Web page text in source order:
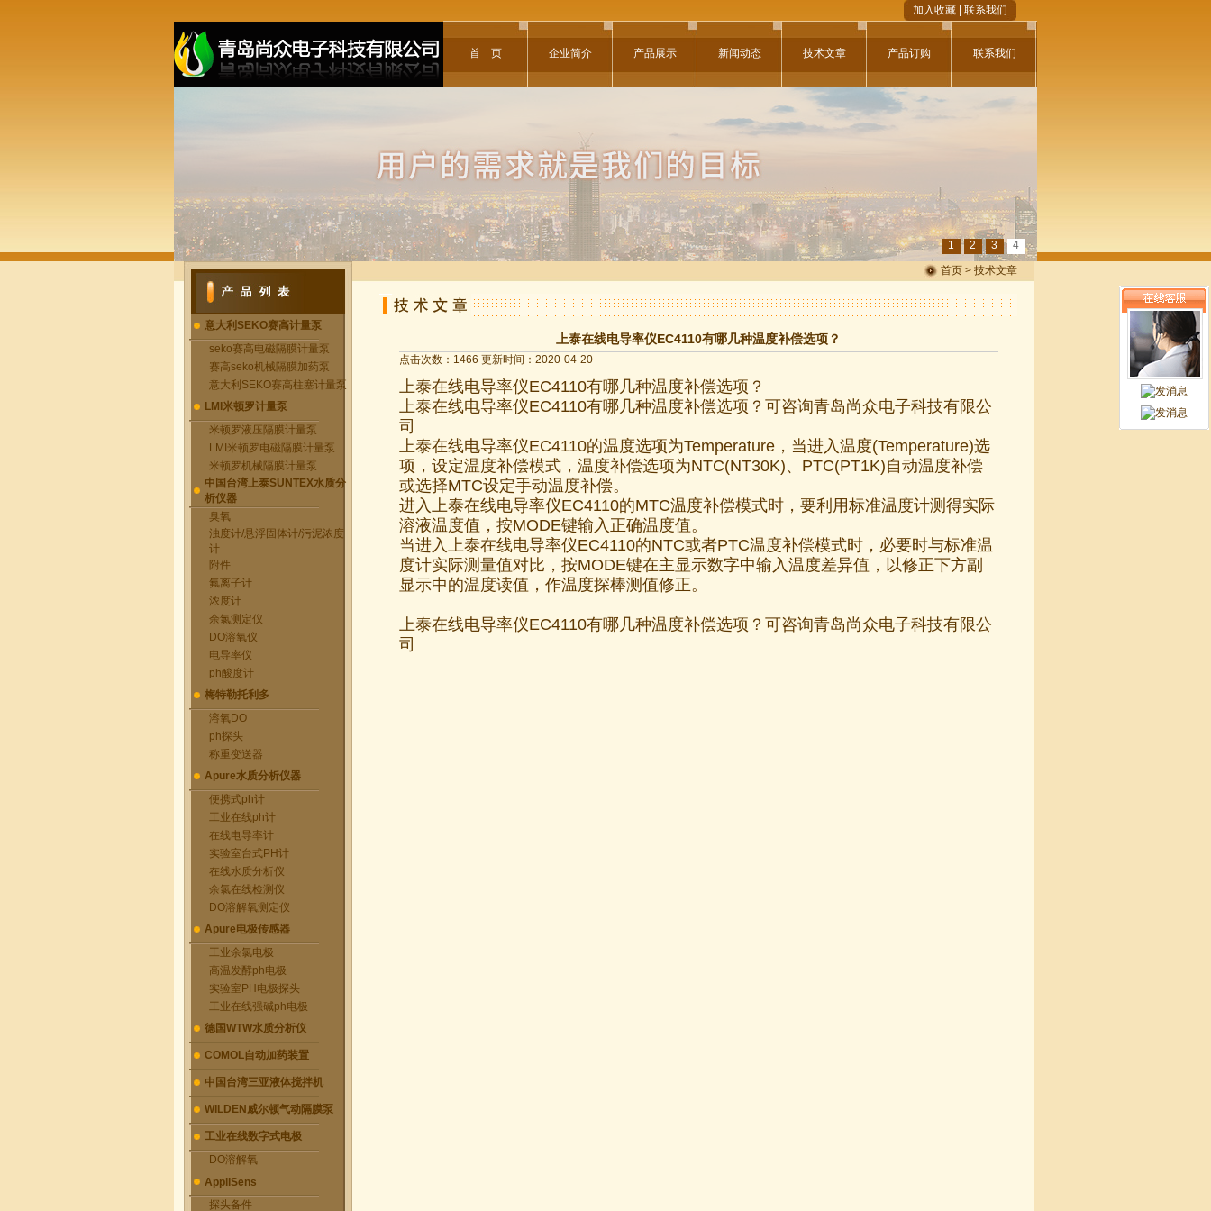
加入收藏 联系我们
首 页 企业简介 产品展示 新闻动态 技术文章 产品订购 联系我们
1 2 3 4
意大利SEKO赛高计量泵
seko赛高电磁隔膜计量泵
赛高seko机械隔膜加药泵
意大利SEKO赛高柱塞计量泵
LMI米顿罗计量泵
米顿罗液压隔膜计量泵
LMI米顿罗电磁隔膜计量泵
米顿罗机械隔膜计量泵
中国台湾上泰SUNTEX水质分
析仪器
臭氧
浊度计/悬浮固体计/污泥浓度
计
附件
氟离子计
浓度计
余氯测定仪
DO溶氧仪
电导率仪
ph酸度计
梅特勒托利多
溶氧DO
ph探头
称重变送器
Apure水质分析仪器
便携式ph计
工业在线ph计
在线电导率计
实验室台式PH计
在线水质分析仪
余氯在线检测仪
DO溶解氧测定仪
Apure电极传感器
工业余氯电极
高温发酵ph电极
实验室PH电极探头
工业在线强碱ph电极
德国WTW水质分析仪
COMOL自动加药装置
中国台湾三亚液体搅拌机
WILDEN威尔顿气动隔膜泵
工业在线数字式电极
DO溶解氧
AppliSens
探头备件
首页 > 技术文章
上泰在线电导率仪EC4110有哪几种温度补偿选项？
点击次数：1466 更新时间：2020-04-20
上泰在线电导率仪EC4110有哪几种温度补偿选项？
上泰在线电导率仪EC4110有哪几种温度补偿选项？可咨询青岛尚众电子科技有限公
司
上泰在线电导率仪EC4110的温度选项为Temperature，当进入温度(Temperature)选
项，设定温度补偿模式，温度补偿选项为NTC(NT30K)、PTC(PT1K)自动温度补偿
或选择MTC设定手动温度补偿。
进入上泰在线电导率仪EC4110的MTC温度补偿模式时，要利用标准温度计测得实际
溶液温度值，按MODE键输入正确温度值。
当进入上泰在线电导率仪EC4110的NTC或者PTC温度补偿模式时，必要时与标准温
度计实际测量值对比，按MODE键在主显示数字中输入温度差异值，以修正下方副
显示中的温度读值，作温度探棒测值修正。
上泰在线电导率仪EC4110有哪几种温度补偿选项？可咨询青岛尚众电子科技有限公
司